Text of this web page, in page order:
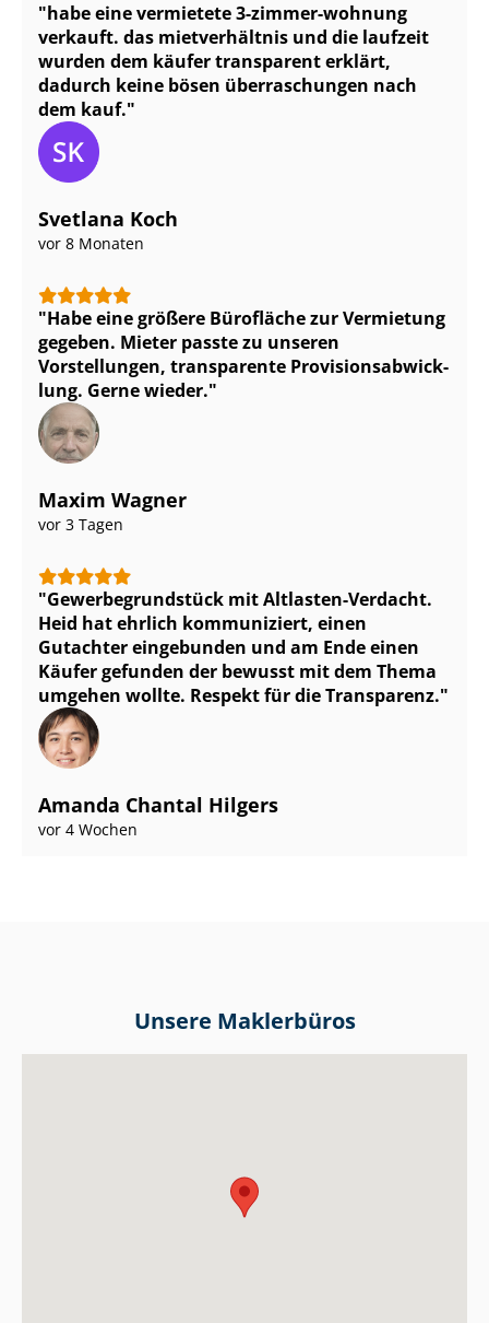
habe eine vermietete 3-zimmer-wohnung
verkauft. das mietverhältnis und die laufzeit
wurden dem käufer transparent erklärt,
dadurch keine bösen überraschungen nach
dem kauf.
Svetlana Koch
vor 8 Monaten
Habe eine größere Bürofläche zur Vermietung
gegeben. Mieter passte zu unseren
Vorstellungen, transparente Pro­vi­si­ons­ab­wick­
lung. Gerne wieder.
Maxim Wagner
vor 3 Tagen
Ge­wer­be­grund­stück mit Altlasten-Verdacht.
Heid hat ehrlich kommuniziert, einen
Gutachter eingebunden und am Ende einen
Käufer gefunden der bewusst mit dem Thema
umgehen wollte. Respekt für die Transparenz.
Amanda Chantal Hilgers
vor 4 Wochen
Unsere Maklerbüros